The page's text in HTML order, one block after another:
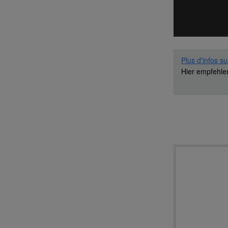
Plus d'infos
Hier